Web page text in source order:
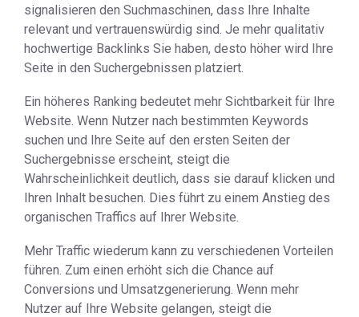
signalisieren den Suchmaschinen, dass Ihre Inhalte
relevant und vertrauenswürdig sind. Je mehr qualitativ
hochwertige Backlinks Sie haben, desto höher wird Ihre
Seite in den Suchergebnissen platziert.
Ein höheres Ranking bedeutet mehr Sichtbarkeit für Ihre
Website. Wenn Nutzer nach bestimmten Keywords
suchen und Ihre Seite auf den ersten Seiten der
Suchergebnisse erscheint, steigt die
Wahrscheinlichkeit deutlich, dass sie darauf klicken und
Ihren Inhalt besuchen. Dies führt zu einem Anstieg des
organischen Traffics auf Ihrer Website.
Mehr Traffic wiederum kann zu verschiedenen Vorteilen
führen. Zum einen erhöht sich die Chance auf
Conversions und Umsatzgenerierung. Wenn mehr
Nutzer auf Ihre Website gelangen, steigt die